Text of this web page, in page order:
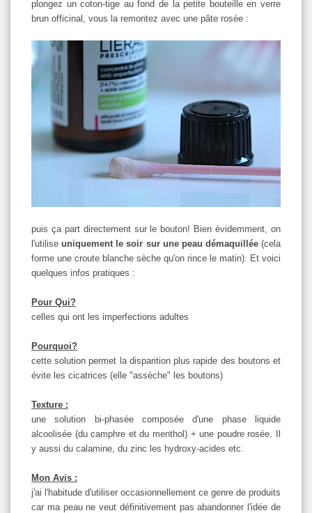
plongez un coton-tige au fond de la petite bouteille en verre
brun officinal, vous la remontez avec une pâte rosée :
puis ça part directement sur le bouton! Bien évidemment, on
l'utiliseuniquement le soir sur une peau démaquillée(cela
forme une croute blanche sèche qu'on rince le matin). Et voici
quelques infos pratiques :
Pour Qui?
celles qui ont les imperfections adultes
Pourquoi?
cette solution permet la disparition plus rapide des boutons et
évite les cicatrices (elle "assèche" les boutons)
Texture :
une solution bi-phasée composée d'une phase liquide
alcoolisée (du camphre et du menthol) + une poudre rosée. Il
y aussi du calamine, du zinc les hydroxy-acides etc.
Mon Avis :
j'ai l'habitude d'utiliser occasionnellement ce genre de produits
car ma peau ne veut définitivement pas abandonner l'idée de